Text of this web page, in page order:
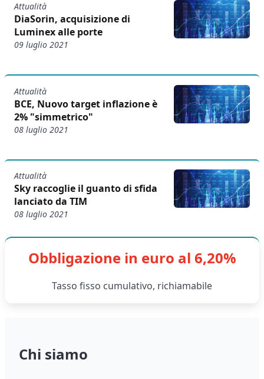
Attualità
DiaSorin, acquisizione di
Luminex alle porte
09 luglio 2021
Attualità
BCE, Nuovo target inflazione è
2% "simmetrico"
08 luglio 2021
Attualità
Sky raccoglie il guanto di sfida
lanciato da TIM
08 luglio 2021
Obbligazione in euro al 6,20%
Tasso fisso cumulativo, richiamabile
Chi siamo